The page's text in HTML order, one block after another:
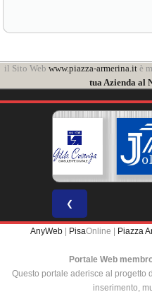
il Sito Web www.piazza-armerina.itè
tua Azienda al
❮
AnyWeb | PisaOnline | Piazza
Portale Web
Questo portale aderisce al progetto
inserimento,